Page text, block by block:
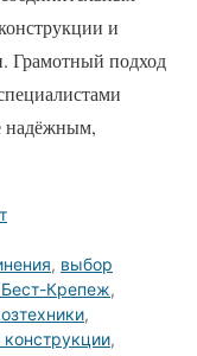
и
Грамотный подход
надёжным,
, выбор
Бест-Крепеж,
,
,